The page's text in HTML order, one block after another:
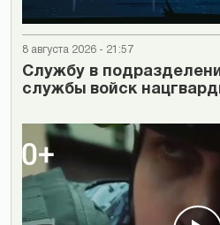
8 августа 2026 - 21:57
Cлужбу в
службы войск